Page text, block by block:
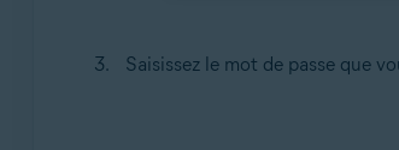
Saisissez le mot de passe que